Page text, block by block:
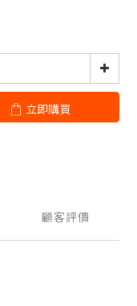
立即購買
顧客評價